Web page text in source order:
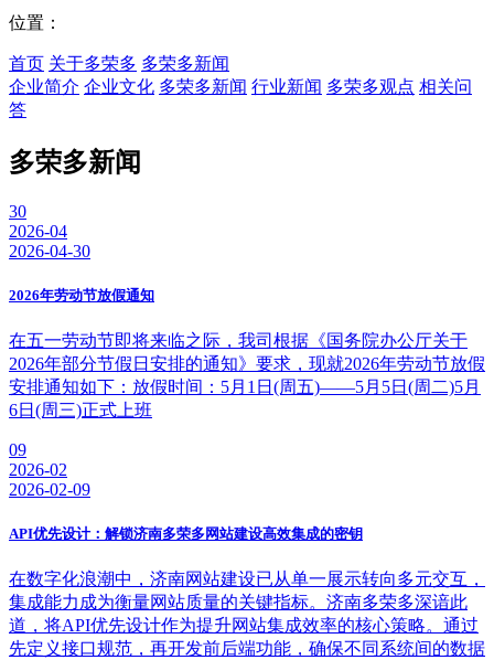
位置：
首页 关于多荣多 多荣多新闻
企业简介 企业文化 多荣多新闻 行业新闻 多荣多观点 相关问
答
多荣多新闻
30
2026-04
2026-04-30
2026年劳动节放假通知
在五一劳动节即将来临之际，我司根据《国务院办公厅关于
2026年部分节假日安排的通知》要求，现就2026年劳动节放假
安排通知如下：放假时间：5月1日(周五)——5月5日(周二)5月
6日(周三)正式上班
09
2026-02
2026-02-09
API优先设计：解锁济南多荣多网站建设高效集成的密钥
​在数字化浪潮中，济南网站建设已从单一展示转向多元交互，
集成能力成为衡量网站质量的关键指标。济南多荣多深谙此
道，将API优先设计作为提升网站集成效率的核心策略。通过
先定义接口规范，再开发前后端功能，确保不同系统间的数据